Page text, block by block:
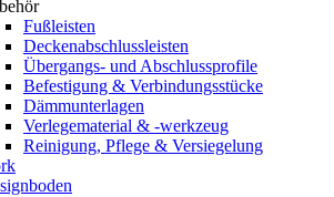
Fußleisten
Deckenabschlussleisten
Übergangs- und Abschlussprofile
Befestigung & Verbindungsstücke
Dämmunterlagen
Verlegematerial & -werkzeug
Reinigung, Pflege & Versiegelung